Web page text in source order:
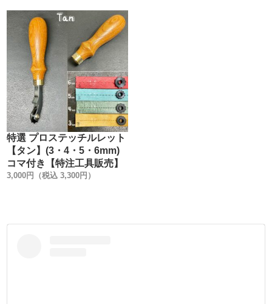
着色です。
黒檀のみ2本の線を入れています。
②削り出しの真鍮製の桂です。
1本線のラインを入れて、デザインを引き締めています。
真鍮の釘で1つ、1つ手作業で組み付けています。
③弊社定番色です。
特注色と比較して下さい。
特選 プロステッチルレット
【タン】(3・4・5・6mm)
コマ付き【特注工具販売】
3,000円（税込 3,300円）